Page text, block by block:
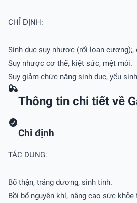
CHỈ ĐỊNH:
Sinh dục suy nhược (rối loạn
Suy nhược cơ thể, kiệt sức, mệt mỏi.
Suy giảm chức năng sinh dục, yếu
Thông tin chi tiết về
Chỉ định
TÁC DỤNG:
Bổ thận, tráng dương, sinh tinh.
Bồi bổ nguyên khí, nâng cao sức